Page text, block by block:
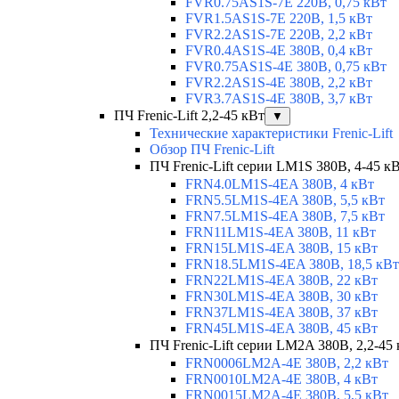
FVR1.5AS1S-7E 220В, 1,5 кВт
FVR2.2AS1S-7E 220В, 2,2 кВт
FVR0.4AS1S-4E 380В, 0,4 кВт
FVR0.75AS1S-4E 380В, 0,75 кВт
FVR2.2AS1S-4E 380В, 2,2 кВт
FVR3.7AS1S-4E 380В, 3,7 кВт
ПЧ Frenic-Lift 2,2-45 кВт
▼
Технические характеристики Frenic-Lift
Обзор ПЧ Frenic-Lift
ПЧ Frenic-Lift серии LM1S 380В, 4-45
FRN4.0LM1S-4EA 380В, 4 кВт
FRN5.5LM1S-4EA 380В, 5,5 кВт
FRN7.5LM1S-4EA 380В, 7,5 кВт
FRN11LM1S-4EA 380В, 11 кВт
FRN15LM1S-4EA 380В, 15 кВт
FRN18.5LM1S-4EA 380В, 18,5 кВт
FRN22LM1S-4EA 380В, 22 кВт
FRN30LM1S-4EA 380В, 30 кВт
FRN37LM1S-4EA 380В, 37 кВт
FRN45LM1S-4EA 380В, 45 кВт
ПЧ Frenic-Lift серии LM2A 380В, 2,2-45
FRN0006LM2A-4E 380В, 2,2 кВт
FRN0010LM2A-4E 380В, 4 кВт
FRN0015LM2A-4E 380В, 5,5 кВт